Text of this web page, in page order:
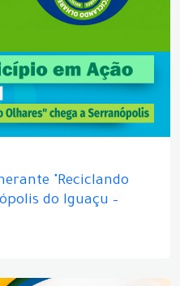
"Reciclando
do Iguaçu –